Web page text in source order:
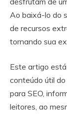
Ao baixá-lo do
de recursos
tornando sua
Este artigo
conteúdo útil
para SEO,
leitores, ao